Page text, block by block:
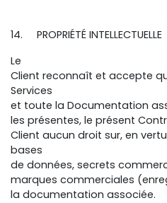
14. PROPRIÉTÉ INTELLECTUELLE
Le
Client reconnaît et accepte
Services
et toute la Documentation
les présentes, le présent
Client aucun droit sur, en
bases
de données, secrets
marques commerciales
la documentation associée.